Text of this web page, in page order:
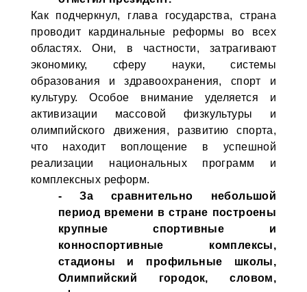
Как подчеркнул, глава государства, страна
проводит кардинальные реформы во всех
областях. Они, в частности, затрагивают
экономику, сферу науки, системы
образования и здравоохранения, спорт и
культуру. Особое внимание уделяется и
активизации массовой физкультуры и
олимпийского движения, развитию спорта,
что находит воплощение в успешной
реализации национальных программ и
комплексных реформ.
- За сравнительно небольшой
период времени в стране построены
крупные спортивные и
конноспортивные комплексы,
стадионы и профильные школы,
Олимпийский городок, словом,